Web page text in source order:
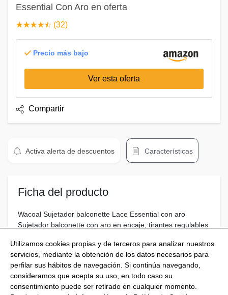
Essential Con Aro en oferta
☆☆☆☆☆
★★★★★ (32)
Precio más bajo
Ver esta oferta
Compartir
Activa alerta de descuentos Características
Ficha del producto
Wacoal Sujetador balconette Lace Essential con aro
Sujetador balconette con aro en encaje, tirantes regulables
Utilizamos cookies propias y de terceros para analizar nuestros
servicios, mediante la obtención de los datos necesarios para
perfilar sus hábitos de navegación. Si continúa navegando,
consideramos que acepta su uso, en todo caso su
consentimiento puede ser retirado en cualquier momento.